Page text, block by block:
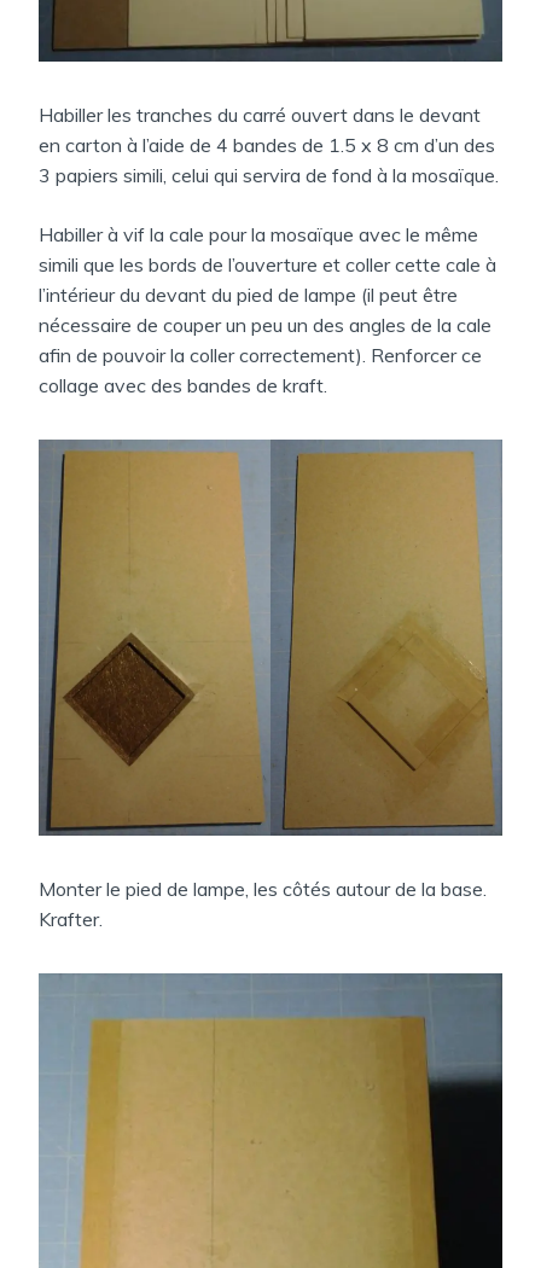
Habiller les tranches du carré ouvert dans le devant
en carton à l’aide de 4 bandes de 1.5 x 8 cm d’un des
3 papiers simili, celui qui servira de fond à la mosaïque.
Habiller à vif la cale pour la mosaïque avec le même
simili que les bords de l’ouverture et coller cette cale à
l’intérieur du devant du pied de lampe (il peut être
nécessaire de couper un peu un des angles de la cale
afin de pouvoir la coller correctement). Renforcer ce
collage avec des bandes de kraft.
Monter le pied de lampe, les côtés autour de la base.
Krafter.